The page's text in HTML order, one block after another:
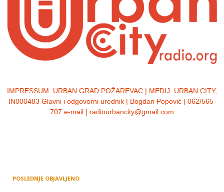
IMPRESSUM: URBAN GRAD POŽAREVAC | MEDIJ: URBAN CITY,
IN000483 Glavni i odgovorni urednik | Bogdan Popović | 062/565-
707 e-mail | radiourbancity@gmail.com
POSLEDNJE OBJAVLJENO